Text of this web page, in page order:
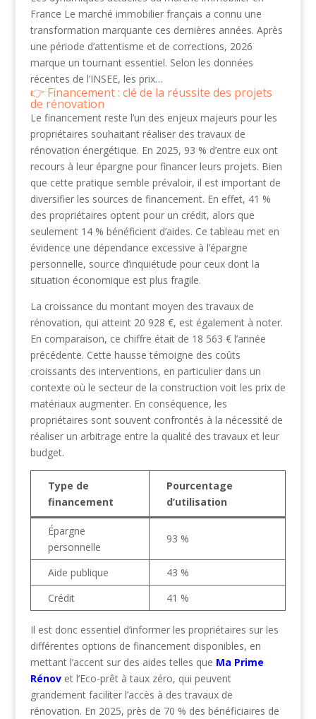
France Le marché immobilier français a connu une
transformation marquante ces dernières années. Après
une période d’attentisme et de corrections, 2026
marque un tournant essentiel. Selon les données
récentes de l’INSEE, les prix…
Financement : clé de la réussite des projets
de rénovation
Le financement reste l’un des enjeux majeurs pour les
propriétaires souhaitant réaliser des travaux de
rénovation énergétique. En 2025, 93 % d’entre eux ont
recours à leur épargne pour financer leurs projets. Bien
que cette pratique semble prévaloir, il est important de
diversifier les sources de financement. En effet, 41 %
des propriétaires optent pour un crédit, alors que
seulement 14 % bénéficient d’aides. Ce tableau met en
évidence une dépendance excessive à l’épargne
personnelle, source d’inquiétude pour ceux dont la
situation économique est plus fragile.
La croissance du montant moyen des travaux de
rénovation, qui atteint 20 928 €, est également à noter.
En comparaison, ce chiffre était de 18 563 € l’année
précédente. Cette hausse témoigne des coûts
croissants des interventions, en particulier dans un
contexte où le secteur de la construction voit les prix de
matériaux augmenter. En conséquence, les
propriétaires sont souvent confrontés à la nécessité de
réaliser un arbitrage entre la qualité des travaux et leur
budget.
Type de
financement
Pourcentage
d’utilisation
Épargne
personnelle
93 %
Aide publique
43 %
Crédit
41 %
Il est donc essentiel d’informer les propriétaires sur les
différentes options de financement disponibles, en
mettant l’accent sur des aides telles que Ma Prime
Rénovet l’Eco-prêt à taux zéro, qui peuvent
grandement faciliter l’accès à des travaux de
rénovation. En 2025, près de 70 % des bénéficiaires de